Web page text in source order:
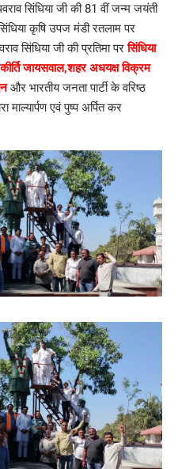
सिंधिया जी की 81 वीं जन्म जयंती
कृषि उपज मंडी रतलाम पर
सिंधिया जी की प्रतिमा परसिंधिया
जायसवाल,शहर अधयक्ष विक्रम
और भारतीय जनता पार्टी के वरिष्ठ
माल्यार्पण एवं पुष्प अर्पित कर